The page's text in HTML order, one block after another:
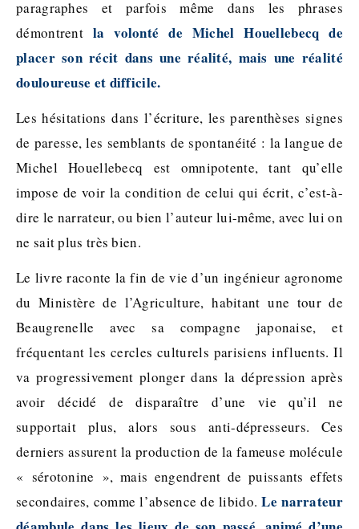
paragraphes et parfois même dans les phrases
démontrent la volonté de Michel Houellebecq de
placer son récit dans une réalité, mais une réalité
douloureuse et difficile.
Les hésitations dans l’écriture, les parenthèses signes
de paresse, les semblants de spontanéité : la langue de
Michel Houellebecq est omnipotente, tant qu’elle
impose de voir la condition de celui qui écrit, c’est-à-
dire le narrateur, ou bien l’auteur lui-même, avec lui on
ne sait plus très bien.
Le livre raconte la fin de vie d’un ingénieur agronome
du Ministère de l’Agriculture, habitant une tour de
Beaugrenelle avec sa compagne japonaise, et
fréquentant les cercles culturels parisiens influents. Il
va progressivement plonger dans la dépression après
avoir décidé de disparaître d’une vie qu’il ne
supportait plus, alors sous anti-dépresseurs. Ces
derniers assurent la production de la fameuse molécule
« sérotonine », mais engendrent de puissants effets
secondaires, comme l’absence de libido. Le narrateur